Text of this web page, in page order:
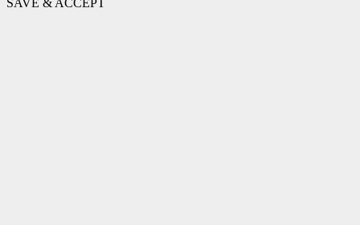
SAVE & ACCEPT